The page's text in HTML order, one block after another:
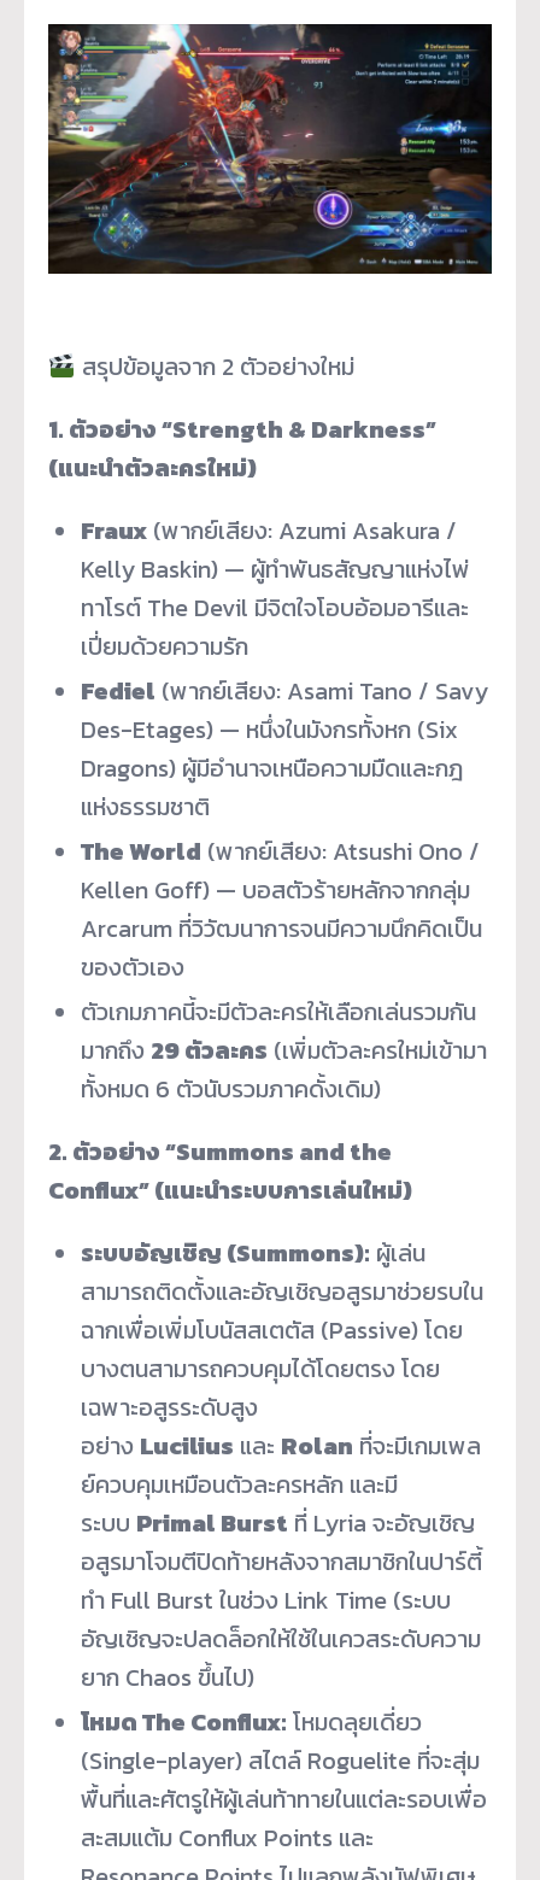
สรุปข้อมูลจาก 2 ตัวอย่างใหม่
1. ตัวอย่าง “Strength & Darkness”
(แนะนำตัวละครใหม่)
Fraux(พากย์เสียง: Azumi Asakura /
Kelly Baskin) — ผู้ทำพันธสัญญาแห่งไพ่
ทาโรต์ The Devil มีจิตใจโอบอ้อมอารีและ
เปี่ยมด้วยความรัก
Fediel (พากย์เสียง: Asami Tano / Savy
Des-Etages) — หนึ่งในมังกรทั้งหก (Six
Dragons) ผู้มีอำนาจเหนือความมืดและกฎ
แห่งธรรมชาติ
The World (พากย์เสียง: Atsushi Ono /
Kellen Goff) — บอสตัวร้ายหลักจากกลุ่ม
Arcarum ที่วิวัฒนาการจนมีความนึกคิดเป็น
ของตัวเอง
ตัวเกมภาคนี้จะมีตัวละครให้เลือกเล่นรวมกัน
มากถึง 29 ตัวละคร (เพิ่มตัวละครใหม่เข้ามา
ทั้งหมด 6 ตัวนับรวมภาคดั้งเดิม)
2. ตัวอย่าง “Summons and the
Conflux” (แนะนำระบบการเล่นใหม่)
ระบบอัญเชิญ (Summons): ผู้เล่น
สามารถติดตั้งและอัญเชิญอสูรมาช่วยรบใน
ฉากเพื่อเพิ่มโบนัสสเตตัส (Passive) โดย
บางตนสามารถควบคุมได้โดยตรง โดย
เฉพาะอสูรระดับสูง
อย่าง Lucilius และ Rolan ที่จะมีเกมเพล
ย์ควบคุมเหมือนตัวละครหลัก และมี
ระบบ Primal Burst ที่ Lyria จะอัญเชิญ
อสูรมาโจมตีปิดท้ายหลังจากสมาชิกในปาร์ตี้
ทำ Full Burst ในช่วง Link Time (ระบบ
อัญเชิญจะปลดล็อกให้ใช้ในเควสระดับความ
ยาก Chaos ขึ้นไป)
โหมด The Conflux: โหมดลุยเดี่ยว
(Single-player) สไตล์ Roguelite ที่จะสุ่ม
พื้นที่และศัตรูให้ผู้เล่นท้าทายในแต่ละรอบเพื่อ
สะสมแต้ม Conflux Points และ